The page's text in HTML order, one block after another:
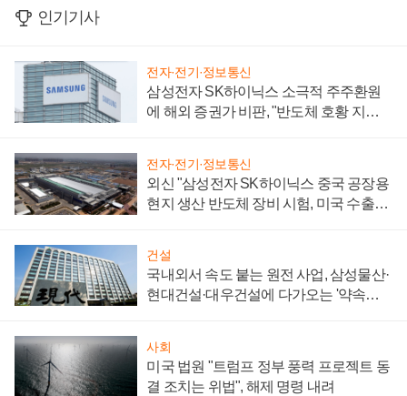
인기기사
전자·전기·정보통신
삼성전자 SK하이닉스 소극적 주주환원
에 해외 증권가 비판, "반도체 호황 지속
전자·전기·정보통신
외신 "삼성전자 SK하이닉스 중국 공장용
현지 생산 반도체 장비 시험, 미국 수출통
건설
국내외서 속도 붙는 원전 사업, 삼성물산·
현대건설·대우건설에 다가오는 '약속의
사회
미국 법원 "트럼프 정부 풍력 프로젝트 동
결 조치는 위법", 해제 명령 내려